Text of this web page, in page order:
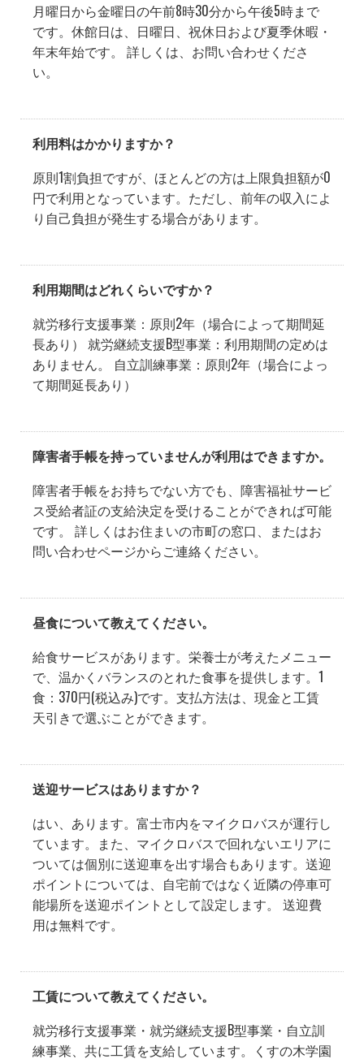
月曜日から金曜日の午前8時30分から午後5時まで
です。休館日は、日曜日、祝休日および夏季休暇・
年末年始です。 詳しくは、お問い合わせくださ
い。
利用料はかかりますか？
原則1割負担ですが、ほとんどの方は上限負担額が0
円で利用となっています。ただし、前年の収入によ
り自己負担が発生する場合があります。
利用期間はどれくらいですか？
就労移行支援事業：原則2年（場合によって期間延
長あり） 就労継続支援B型事業：利用期間の定めは
ありません。 自立訓練事業：原則2年（場合によっ
て期間延長あり）
障害者手帳を持っていませんが利用はできますか。
障害者手帳をお持ちでない方でも、障害福祉サービ
ス受給者証の支給決定を受けることができれば可能
です。 詳しくはお住まいの市町の窓口、またはお
問い合わせページからご連絡ください。
昼食について教えてください。
給食サービスがあります。栄養士が考えたメニュー
で、温かくバランスのとれた食事を提供します。1
食：370円(税込み)です。支払方法は、現金と工賃
天引きで選ぶことができます。
送迎サービスはありますか？
はい、あります。富士市内をマイクロバスが運行し
ています。また、マイクロバスで回れないエリアに
ついては個別に送迎車を出す場合もあります。送迎
ポイントについては、自宅前ではなく近隣の停車可
能場所を送迎ポイントとして設定します。 送迎費
用は無料です。
工賃について教えてください。
就労移行支援事業・就労継続支援B型事業・自立訓
練事業、共に工賃を支給しています。くすの木学園